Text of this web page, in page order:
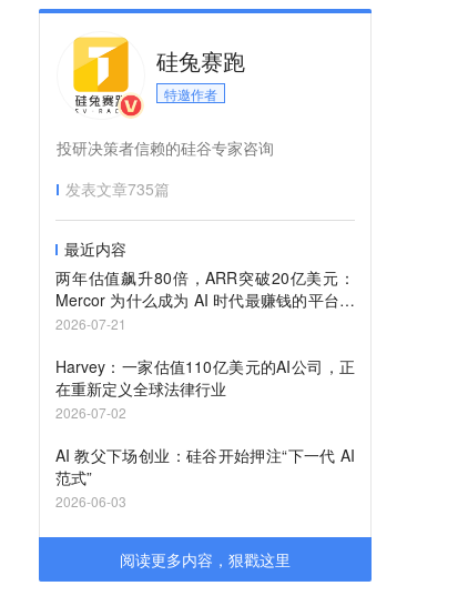
硅兔赛跑
特邀作者
投研决策者信赖的硅谷专家咨询
发表文章735篇
最近内容
两年估值飙升80倍，ARR突破20亿美元：
Mercor 为什么成为 AI 时代最赚钱的平台之
一？
2026-07-21
Harvey：一家估值110亿美元的AI公司，正
在重新定义全球法律行业
2026-07-02
AI 教父下场创业：硅谷开始押注“下一代 AI
范式”
2026-06-03
阅读更多内容，狠戳这里